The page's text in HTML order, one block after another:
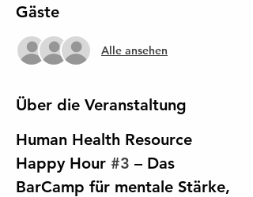
Gäste
Alle ansehen
Über die Veranstaltung
Human Health Resource
Happy Hour #3 – Das
BarCamp für mentale Stärke,